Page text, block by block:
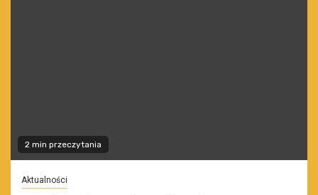
2 min przeczytania
Aktualności